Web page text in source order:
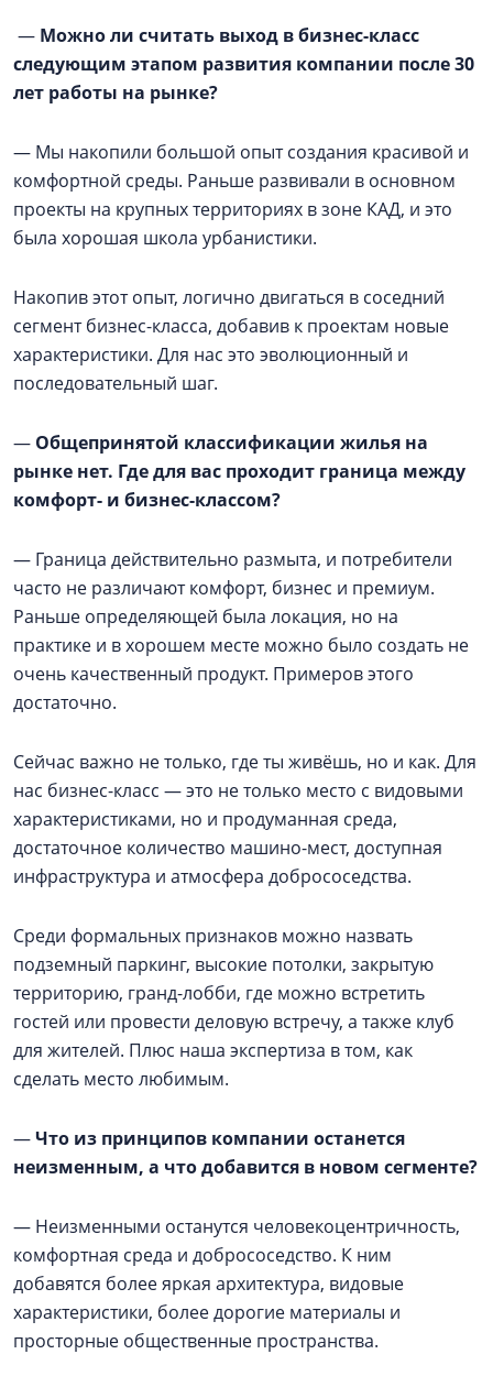
— Можно ли считать выход в бизнес-класс
следующим этапом развития компании после 30
лет работы на рынке?
— Мы накопили большой опыт создания красивой и
комфортной среды. Раньше развивали в основном
проекты на крупных территориях в зоне КАД, и это
была хорошая школа урбанистики.
Накопив этот опыт, логично двигаться в соседний
сегмент бизнес-класса, добавив к проектам новые
характеристики. Для нас это эволюционный и
последовательный шаг.
— Общепринятой классификации жилья на
рынке нет. Где для вас проходит граница между
комфорт- и бизнес-классом?
— Граница действительно размыта, и потребители
часто не различают комфорт, бизнес и премиум.
Раньше определяющей была локация, но на
практике и в хорошем месте можно было создать не
очень качественный продукт. Примеров этого
достаточно.
Сейчас важно не только, где ты живёшь, но и как. Для
нас бизнес-класс — это не только место с видовыми
характеристиками, но и продуманная среда,
достаточное количество машино-мест, доступная
инфраструктура и атмосфера добрососедства.
Среди формальных признаков можно назвать
подземный паркинг, высокие потолки, закрытую
территорию, гранд-лобби, где можно встретить
гостей или провести деловую встречу, а также клуб
для жителей. Плюс наша экспертиза в том, как
сделать место любимым.
—Что из принципов компании останется
неизменным, а что добавится в новом сегменте?
— Неизменными останутся человекоцентричность,
комфортная среда и добрососедство. К ним
добавятся более яркая архитектура, видовые
характеристики, более дорогие материалы и
просторные общественные пространства.